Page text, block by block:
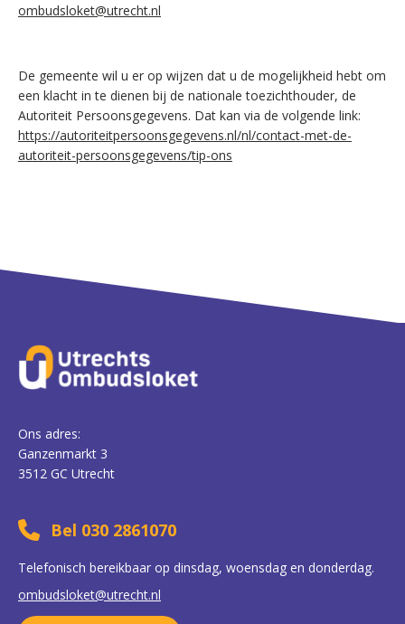
ombudsloket@utrecht.nl
De gemeente wil u er op wijzen dat u de mogelijkheid hebt om
een klacht in te dienen bij de nationale toezichthouder, de
Autoriteit Persoonsgegevens. Dat kan via de volgende link:
https://autoriteitpersoonsgegevens.nl/nl/contact-met-de-
autoriteit-persoonsgegevens/tip-ons
Ons adres:
Ganzenmarkt 3
3512 GC Utrecht
Bel 030 2861070
Telefonisch bereikbaar op dinsdag, woensdag en donderdag.
ombudsloket@utrecht.nl